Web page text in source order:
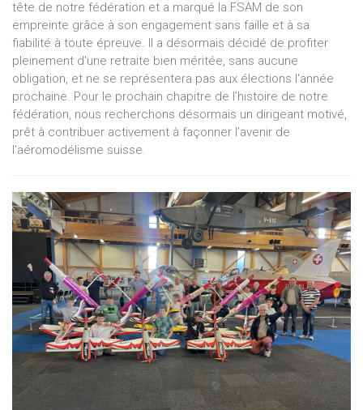
tête de notre fédération et a marqué la FSAM de son
empreinte grâce à son engagement sans faille et à sa
fiabilité à toute épreuve. Il a désormais décidé de profiter
pleinement d'une retraite bien méritée, sans aucune
obligation, et ne se représentera pas aux élections l'année
prochaine. Pour le prochain chapitre de l’histoire de notre
fédération, nous recherchons désormais un dirigeant motivé,
prêt à contribuer activement à façonner l’avenir de
l’aéromodélisme suisse.